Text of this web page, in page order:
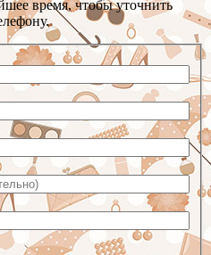
время, чтобы уточнить